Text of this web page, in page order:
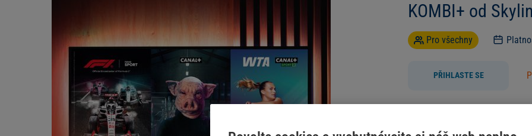
KOMBI+ od
Pro všechny
PŘIHLASTE SE
Užijte si sledování internetové
až na 5 zařízeních a se